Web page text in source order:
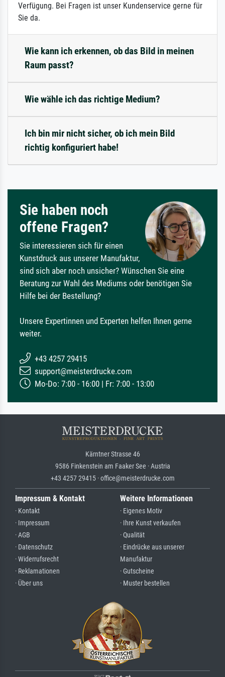
Verfügung. Bei Fragen ist unser Kundenservice gerne für
Sie da.
Wie kann ich erkennen, ob das Bild in meinen
Raum passt?
Wie wähle ich das richtige Medium?
Ich bin mir nicht sicher, ob ich mein Bild
richtig konfiguriert habe!
Sie haben noch
offene Fragen?
Sie interessieren sich für einen
Kunstdruck aus unserer Manufaktur,
sind sich aber noch unsicher? Wünschen Sie eine
Beratung zur Wahl des Mediums oder benötigen Sie
Hilfe bei der Bestellung?
Unsere Expertinnen und Experten helfen Ihnen gerne
weiter.
+43 4257 29415
support@meisterdrucke.com
Mo-Do: 7:00 - 16:00 | Fr: 7:00 - 13:00
Kärntner Strasse 46
9586 Finkenstein am Faaker See · Austria
+43 4257 29415 · office@meisterdrucke.com
Impressum & Kontakt
· Kontakt
· Impressum
· AGB
· Datenschutz
· Widerrufsrecht
· Reklamationen
· Über uns
Weitere Informationen
· Eigenes Motiv
· Ihre Kunst verkaufen
· Qualität
· Eindrücke aus unserer
Manufaktur
· Gutscheine
· Muster bestellen